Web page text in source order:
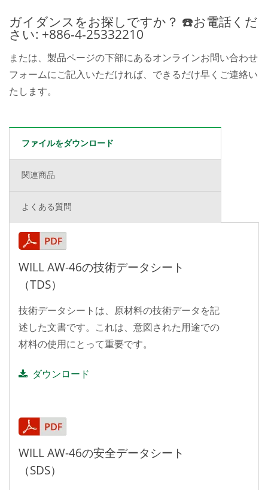
ガイダンスをお探しですか？ ☎️お電話くだ
さい: +886-4-25332210
または、製品ページの下部にあるオンラインお問い合わせ
フォームにご記入いただければ、できるだけ早くご連絡い
たします。
ファイルをダウンロード
関連商品
よくある質問
WILL AW-46の技術データシート
（TDS）
技術データシートは、原材料の技術データを記
述した文書です。これは、意図された用途での
材料の使用にとって重要です。
ダウンロード
WILL AW-46の安全データシート
（SDS）